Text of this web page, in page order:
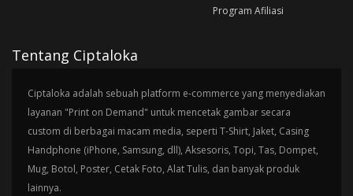
Program Afiliasi
Tentang Ciptaloka
Ciptaloka adalah sebuah platform e-commerce yang menyediakan
layanan "Print on Demand" untuk mencetak gambar secara
custom di berbagai macam media, seperti T-Shirt, Jaket, Casing
Handphone (iPhone, Samsung, dll), Aksesoris, Topi, Tas, Dompet,
Mug, Botol, Poster, Cetak Foto, Alat Tulis, dan banyak produk
lainnya.